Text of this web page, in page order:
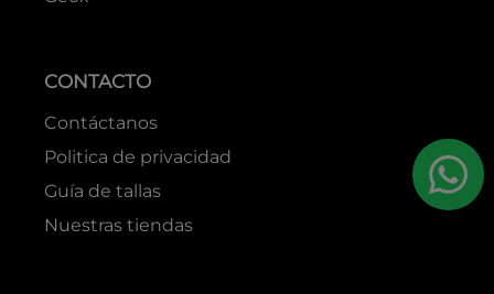
CONTACTO
Contáctanos
Politica de privacidad
Guía de tallas
Nuestras tiendas